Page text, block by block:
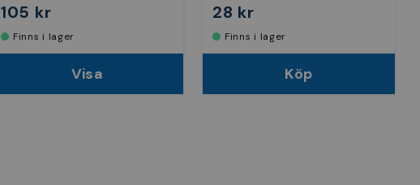
105 kr
Finns i lager
Visa
28 kr
Finns i lager
Köp